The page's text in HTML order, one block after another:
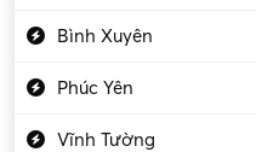
Bình Xuyên
Phúc Yên
Vĩnh Tường